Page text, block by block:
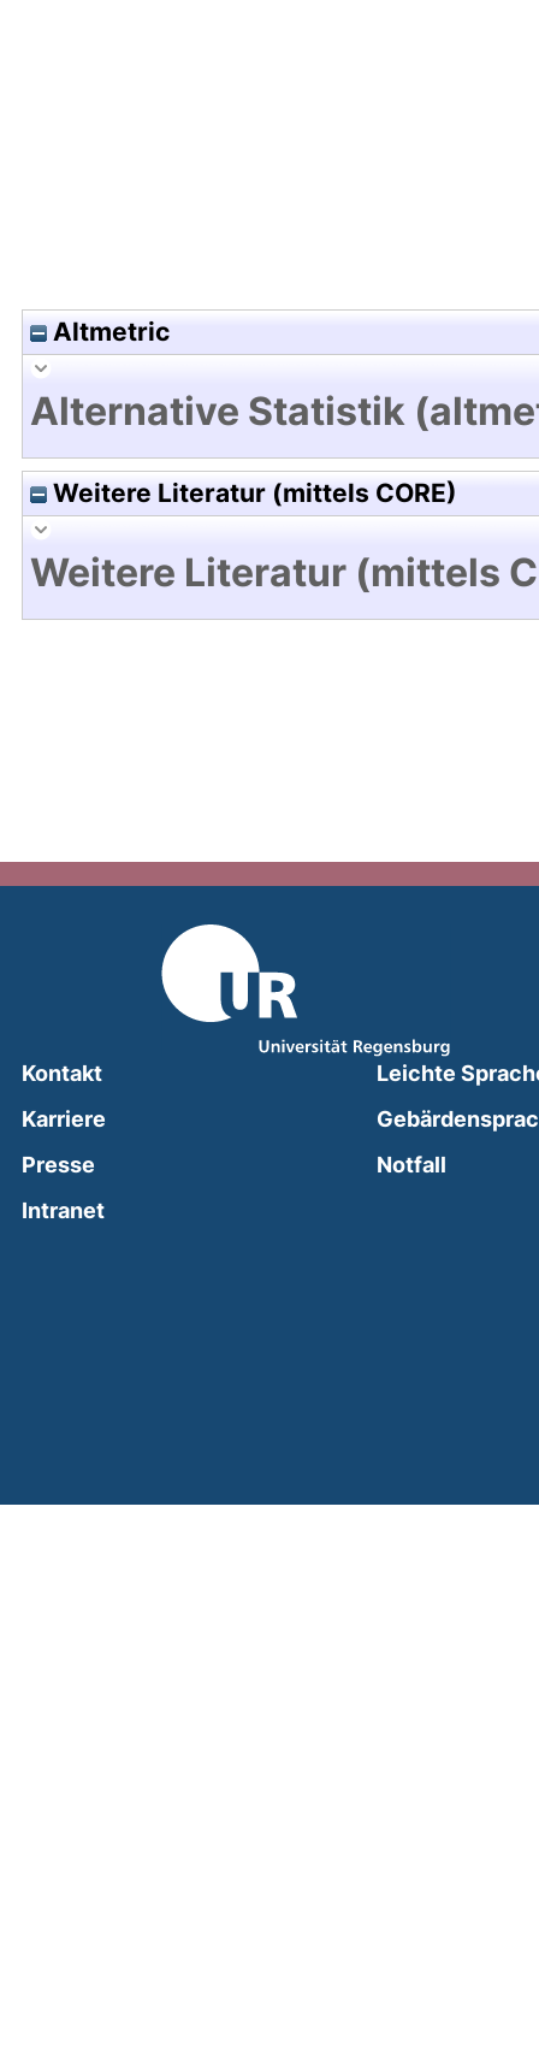
Altmetric
Alternative Statistik
Weitere Literatur (mittels CORE)
Weitere Literatur (mittels
Kontakt
Karriere
Presse
Intranet(external link, opens in a new window)
Leichte
Notfall